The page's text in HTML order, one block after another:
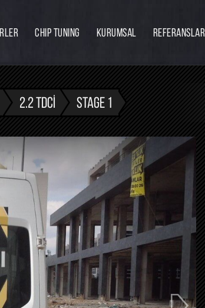
CHIP TUNING KURUMSAL
Ekibimiz
İnsan Kaynakları
REFERANSLAR
2.2 TDCI STAGE 1